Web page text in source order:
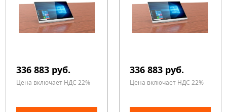
336 883 руб.
Цена включает НДС 22%
336 883 руб.
Цена включает НДС 22%